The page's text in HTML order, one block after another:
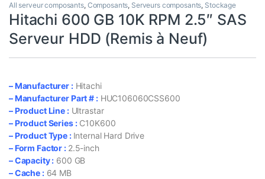
All serveur composants, Composants, Serveurs composants, Stockage
Hitachi 600 GB 10K RPM 2.5″ SAS
Serveur HDD (Remis à Neuf)
– Manufacturer :Hitachi
– Manufacturer Part # :HUC106060CSS600
– Product Line :Ultrastar
– Product Series :C10K600
– Product Type : Internal Hard Drive
– Form Factor : 2.5-inch
– Capacity : 600 GB
– Cache :64 MB